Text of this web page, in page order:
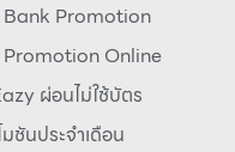
Promotion
Online
ผ่อนไม่ใช้บัตร
มชันประจำเดือน